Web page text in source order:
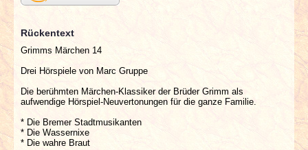
Rückentext
Grimms Märchen 14
Drei Hörspiele von Marc Gruppe
Die berühmten Märchen-Klassiker der Brüder Grimm als
aufwendige Hörspiel-Neuvertonungen für die ganze Familie.
* Die Bremer Stadtmusikanten
* Die Wassernixe
* Die wahre Braut